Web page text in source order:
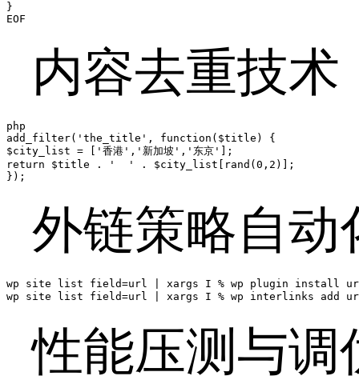
}
EOF
内容去重技
php
add_filter('the_title', function($title) {
$city_list = ['香港','新加坡','东京'];
return $title . '  ' . $city_list[rand(0,2)];
});
外链策略自
wp site list field=url | xargs I % wp plugin install
wp site list field=url | xargs I % wp interlinks add
性能压测与调